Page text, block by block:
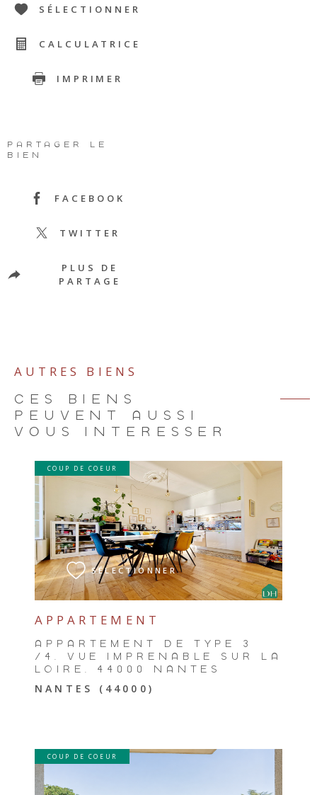
SÉLECTIONNER
CALCULATRICE
IMPRIMER
PARTAGER LE
BIEN
FACEBOOK
TWITTER
PLUS DE
PARTAGE
AUTRES BIENS
CES BIENS
PEUVENT AUSSI
VOUS INTÉRESSER
APPARTEMENT
APPARTEMENT DE TYPE 3
/4, VUE IMPRENABLE SUR LA
LOIRE, 44000 NANTES
NANTES (44000)
COUP DE COEUR
SÉLECTIONNER
VOIR LE BIEN
COUP DE COEUR